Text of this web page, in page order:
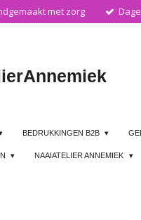
met zorg
Annemiek
BEDRUKKINGEN B2B
NAAIATELIER ANNEMIEK